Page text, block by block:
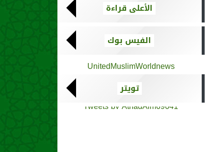
الأعلى قراءة
الفيس بوك
UnitedMuslimWorldnews
تويتر
Tweets by AthadAlm69641